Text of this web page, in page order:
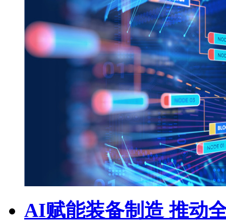
AI赋能装备制造 推动